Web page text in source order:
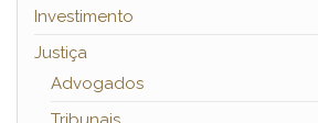
Investimento
Justiça
Advogados